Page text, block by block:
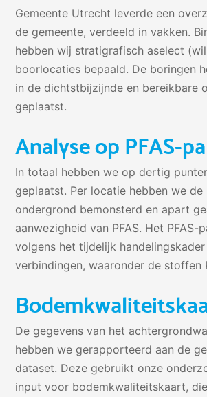
Gemeente Utrecht leverde een
de gemeente, verdeeld in vakken.
hebben wij stratigrafisch aselect
boorlocaties bepaald. De boringen
in de dichtstbijzijnde en bereikbare
geplaatst.
Analyse op PFAS-
In totaal hebben we op dertig
geplaatst. Per locatie hebben we de
ondergrond bemonsterd en apart
aanwezigheid van PFAS. Het PFAS-
volgens het tijdelijk
verbindingen, waaronder de stoffen
De gegevens van het
hebben we gerapporteerd aan de
dataset. Deze gebruikt onze
input voor bodemkwaliteitskaart,